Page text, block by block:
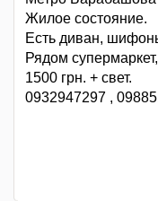
Жилое состояние.
Есть диван,
Рядом
1500 грн. + свет.
0932947297 ,